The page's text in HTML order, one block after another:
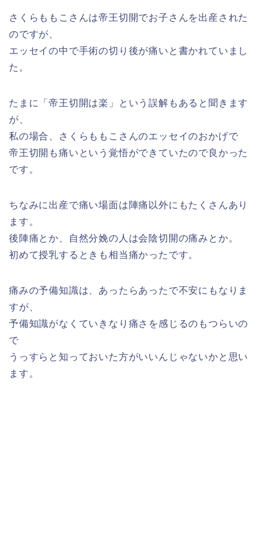
さくらももこさんは帝王切開でお子さんを出産された
のですが、
エッセイの中で手術の切り後が痛いと書かれていまし
た。
たまに「帝王切開は楽」という誤解もあると聞きます
が、
私の場合、さくらももこさんのエッセイのおかげで
帝王切開も痛いという覚悟ができていたので良かった
です。
ちなみに出産で痛い場面は陣痛以外にもたくさんあり
ます。
後陣痛とか、自然分娩の人は会陰切開の痛みとか。
初めて授乳するときも相当痛かったです。
痛みの予備知識は、あったらあったで不安にもなりま
すが、
予備知識がなくていきなり痛さを感じるのもつらいの
で
うっすらと知っておいた方がいいんじゃないかと思い
ます。